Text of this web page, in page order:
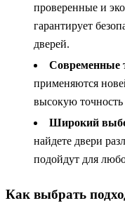
проверенные и
гарантирует
дверей.
Современные
применяются
высокую точность
Широкий
найдете двери
подойдут для
Как выбрать